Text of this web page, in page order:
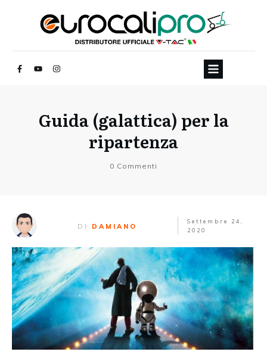
Guida (galattica) per la
ripartenza
0 Commenti
DI DAMIANO
Settembre 24,
2020